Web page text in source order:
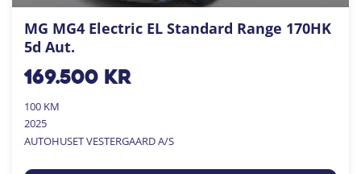
MG MG4 Electric EL Standard Range 170HK
5d Aut.
169.500kr
100 KM
2025
AUTOHUSET VESTERGAARD A/S